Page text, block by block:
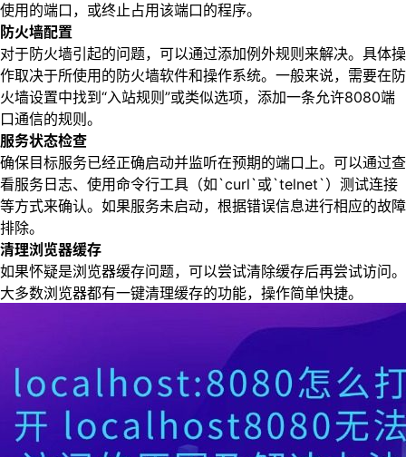
使用的端口，或终止占用该端口的程序。
防火墙配置
对于防火墙引起的问题，可以通过添加例外规则来解决。具体操
作取决于所使用的防火墙软件和操作系统。一般来说，需要在防
火墙设置中找到“入站规则”或类似选项，添加一条允许8080端
口通信的规则。
服务状态检查
确保目标服务已经正确启动并监听在预期的端口上。可以通过查
看服务日志、使用命令行工具（如`curl`或`telnet`）测试连接
等方式来确认。如果服务未启动，根据错误信息进行相应的故障
排除。
清理浏览器缓存
如果怀疑是浏览器缓存问题，可以尝试清除缓存后再尝试访问。
大多数浏览器都有一键清理缓存的功能，操作简单快捷。